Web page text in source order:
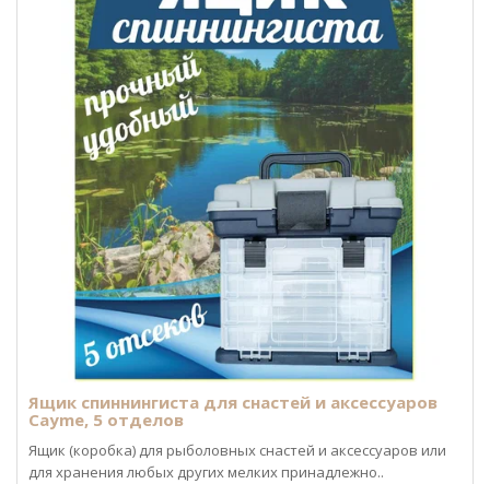
Ящик спиннингиста для снастей и аксессуаров
Cayme, 5 отделов
Ящик (коробка) для рыболовных снастей и аксессуаров или
для хранения любых других мелких принадлежно..